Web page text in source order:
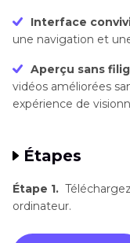
Interface
une navigation et
Aperçu sans
vidéos améliorées
expérience de
Étapes
Étape 1.
ordinateur.